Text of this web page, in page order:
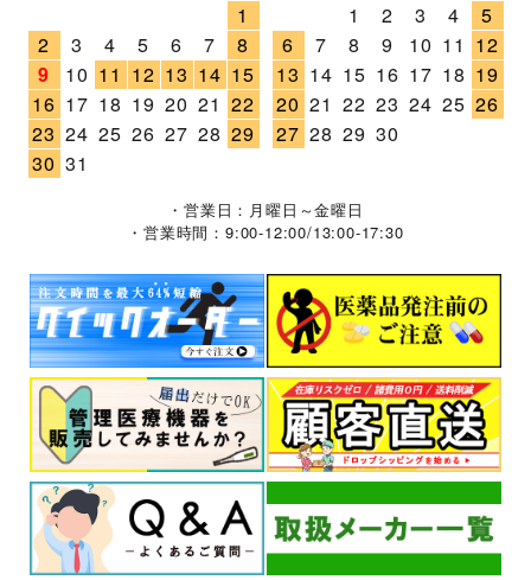
1
2
3 4 5 6 7
8
9
10 11 12 13 14 15
16 17 18 19 20 21 22
23 24 25 26 27 28 29
30 31
1
2 3 4
5
6
7 8 9 10 11 12
13 14 15 16 17 18 19
20 21 22 23 24 25 26
27 28 29 30
・営業日：月曜日～金曜日
・営業時間：9:00-12:00/13:00-17:30